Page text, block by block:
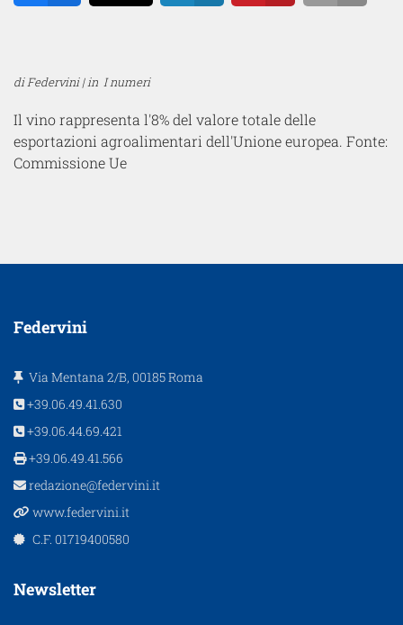
di Federvini | in I numeri
Il vino rappresenta l'8% del valore totale delle
esportazioni agroalimentari dell'Unione europea. Fonte:
Commissione Ue
Federvini
Via Mentana 2/B, 00185 Roma
+39.06.49.41.630
+39.06.44.69.421
+39.06.49.41.566
redazione@federvini.it
www.federvini.it
C.F. 01719400580
Newsletter